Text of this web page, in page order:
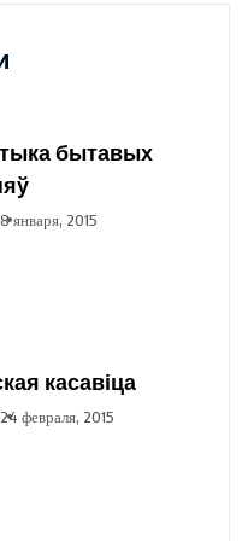
бытавых
8 января, 2015
касавіца
24 февраля, 2015